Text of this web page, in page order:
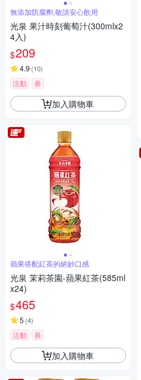
無添加防腐劑,敬請安心飲用
光泉 果汁時刻葡萄汁(300mlx2
4入)
$209
4.9 (10)
活動 券
加入購物車
蘋果搭配紅茶的絕妙口感
光泉 茉莉茶園-蘋果紅茶(585ml
x24)
$465
5 (4)
活動 券
加入購物車